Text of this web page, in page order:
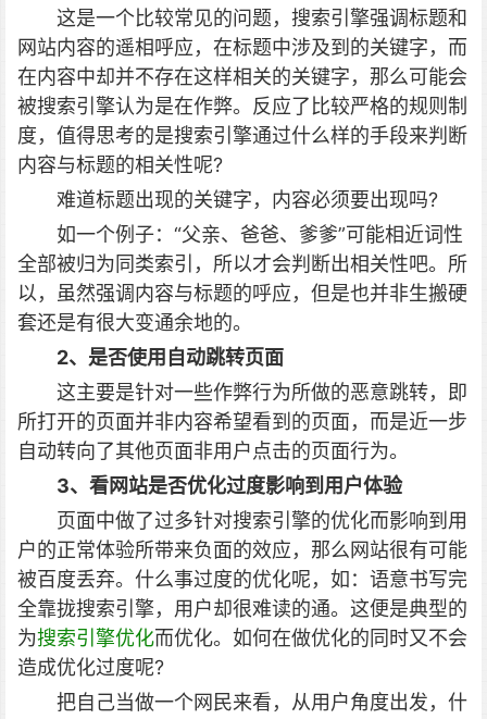
这是一个比较常见的问题，搜索引擎强调标题和
网站内容的遥相呼应，在标题中涉及到的关键字，而
在内容中却并不存在这样相关的关键字，那么可能会
被搜索引擎认为是在作弊。反应了比较严格的规则制
度，值得思考的是搜索引擎通过什么样的手段来判断
内容与标题的相关性呢?
难道标题出现的关键字，内容必须要出现吗?
如一个例子：“父亲、爸爸、爹爹”可能相近词性
全部被归为同类索引，所以才会判断出相关性吧。所
以，虽然强调内容与标题的呼应，但是也并非生搬硬
套还是有很大变通余地的。
2、是否使用自动跳转页面
这主要是针对一些作弊行为所做的恶意跳转，即
所打开的页面并非内容希望看到的页面，而是近一步
自动转向了其他页面非用户点击的页面行为。
3、看网站是否优化过度影响到用户体验
页面中做了过多针对搜索引擎的优化而影响到用
户的正常体验所带来负面的效应，那么网站很有可能
被百度丢弃。什么事过度的优化呢，如：语意书写完
全靠拢搜索引擎，用户却很难读的通。这便是典型的
为搜索引擎优化而优化。如何在做优化的同时又不会
造成优化过度呢?
把自己当做一个网民来看，从用户角度出发，什